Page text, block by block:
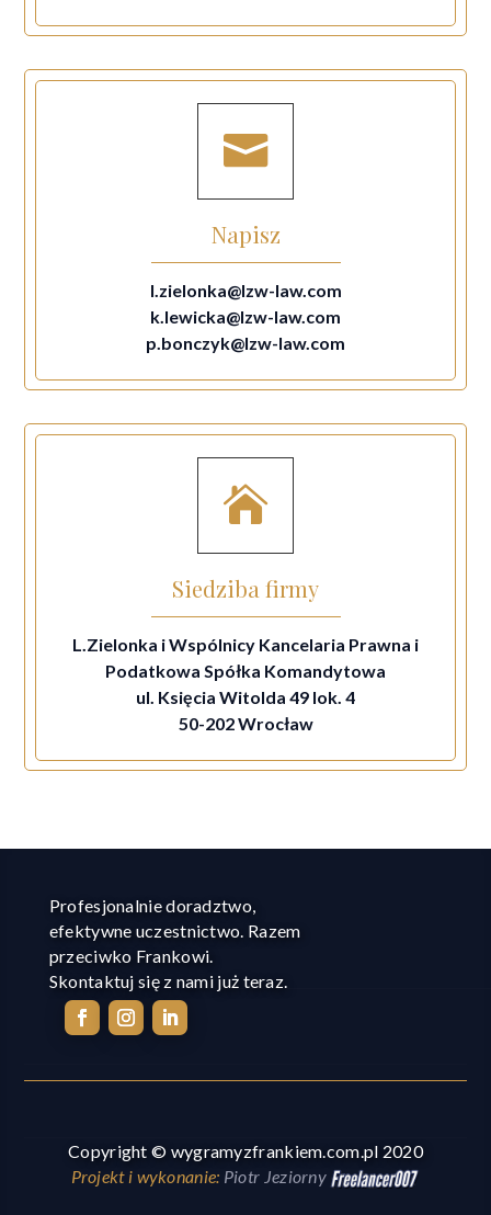

Napisz
l.zielonka@lzw-law.com
k.lewicka@lzw-law.com
p.bonczyk@lzw-law.com

Siedziba firmy
L.Zielonka i Wspólnicy Kancelaria Prawna i
Podatkowa Spółka Komandytowa
ul. Księcia Witolda 49 lok. 4
50-202 Wrocław
Profesjonalnie doradztwo,
efektywne uczestnictwo. Razem
przeciwko Frankowi.
Skontaktuj się z nami już teraz.
Copyright © wygramyzfrankiem.com.pl 2020
Projekt i wykonanie: Piotr Jeziorny